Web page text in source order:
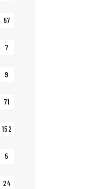
57
7
9
71
152
5
24